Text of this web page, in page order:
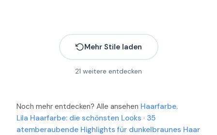
Mehr
Mehr
Mehr
Mehr
Mehr Stile laden
21 weitere entdecken
Noch mehr entdecken? Alle ansehen Haarfarbe.
Lila Haarfarbe: die schönsten Looks · 35
atemberaubende Highlights für dunkelbraunes Haar